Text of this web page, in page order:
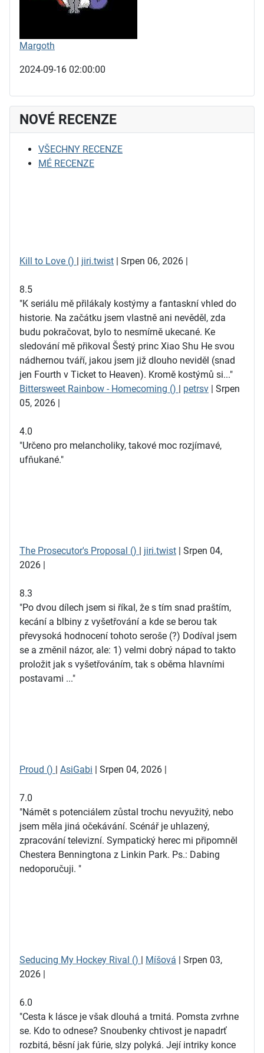
Margoth
2024-09-16 02:00:00
NOVÉ RECENZE
VŠECHNY RECENZE
MÉ RECENZE
Kill to Love () jiri.twist | Srpen 06, 2026 |
8.5
"K seriálu mě přilákaly kostýmy a fantaskní vhled do
historie. Na začátku jsem vlastně ani nevěděl, zda
budu pokračovat, bylo to nesmírně ukecané. Ke
sledování mě přikoval Šestý princ Xiao Shu He svou
nádhernou tváří, jakou jsem již dlouho neviděl (snad
jen Fourth v Ticket to Heaven). Kromě kostýmů si..."
Bittersweet Rainbow - Homecoming ()
petrsv | Srpen
05, 2026 |
4.0
"Určeno pro melancholiky, takové moc rozjímavé,
ufňukané."
The Prosecutor's Proposal () jiri.twist | Srpen 04,
2026 |
8.3
"Po dvou dílech jsem si říkal, že s tím snad praštím,
kecání a blbiny z vyšetřování a kde se berou tak
převysoká hodnocení tohoto seroše (?) Dodíval jsem
se a změnil názor, ale: 1) velmi dobrý nápad to takto
proložit jak s vyšetřováním, tak s oběma hlavními
postavami ..."
Proud () AsiGabi | Srpen 04, 2026 |
7.0
"Námět s potenciálem zůstal trochu nevyužitý, nebo
jsem měla jiná očekávání. Scénář je uhlazený,
zpracování televizní. Sympatický herec mi připomněl
Chestera Benningtona z Linkin Park. Ps.: Dabing
nedoporučuji. "
Seducing My Hockey Rival () Míšová | Srpen 03,
2026 |
6.0
"Cesta k lásce je však dlouhá a trnitá. Pomsta zvrhne
se. Kdo to odnese? Snoubenky chtivost je napadrť
rozbitá, běsní jak fúrie, slzy polyká. Její intriky konce